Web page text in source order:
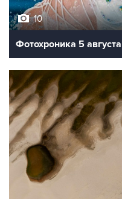
Фотохроника 5 августа